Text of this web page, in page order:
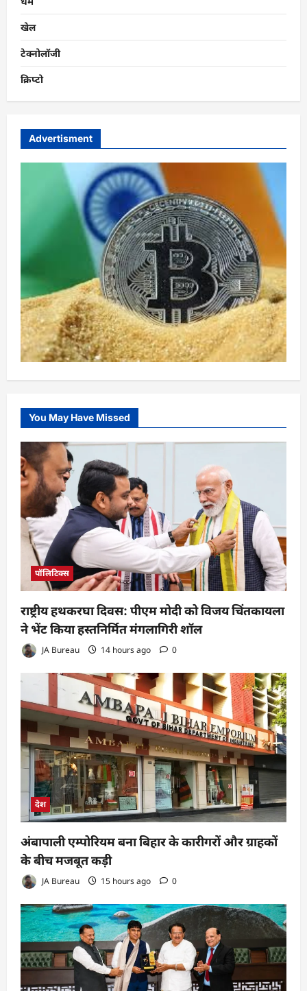
खेल
टेक्नोलॉजी
क्रिप्टो
Advertisment
You May Have Missed
पॉलिटिक्स
राष्ट्रीय हथकरघा दिवस: पीएम मोदी को विजय चिंतकायला
ने भेंट किया हस्तनिर्मित मंगलागिरी शॉल
JA Bureau 14 hours ago 0
देश
अंबापाली एम्पोरियम बना बिहार के कारीगरों और ग्राहकों
के बीच मजबूत कड़ी
JA Bureau 15 hours ago 0